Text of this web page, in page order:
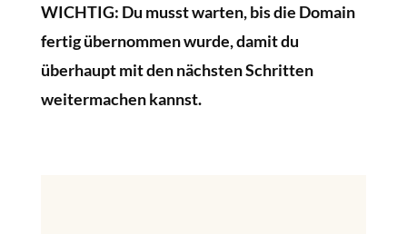
WICHTIG: Du musst warten, bis die Domain
fertig übernommen wurde, damit du
überhaupt mit den nächsten Schritten
weitermachen kannst.